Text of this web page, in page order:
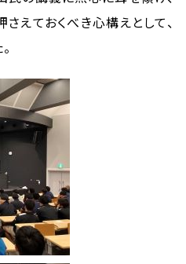
えておくべき心構えとして、